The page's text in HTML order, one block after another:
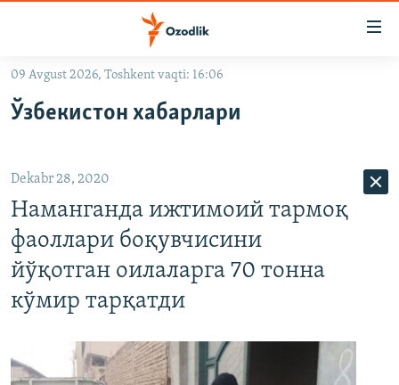
Асосий
Қидиришга
ўтинг
OZODLIK SURISHTIRUVLARI
На русском
ИЖТИМОИЙ ТАРМОҚЛАР
Озодлик бошқа тилларда
09 Avgust 2026, Toshkent vaqti: 16:06
Ўзбекистон хабарлари
Dekabr 28, 2020
Наманганда ижтимоий тармоқ
фаоллари боқувчисини
йўқотган оилаларга 70 тонна
кўмир тарқатди